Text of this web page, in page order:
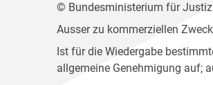
© Bundesministerium für
Ausser zu kommerziellen
Ist für die Wiedergabe
allgemeine Genehmigung auf;